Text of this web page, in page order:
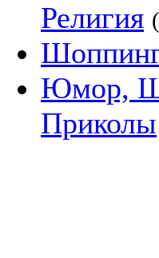
Религия
Юмор,
Приколы